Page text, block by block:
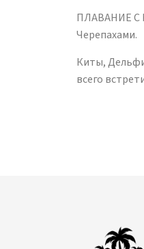
ПЛАВАНИЕ С
Черепахами.
Киты,
всего